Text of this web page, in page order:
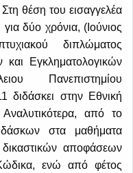
θέση του εισαγγελέα
δύο χρόνια, (Ιούνιος
διπλώματος
και Εγκληματολογικών
Πανεπιστημίου
διδάσκει στην Εθνική
από το
στα μαθήματα
δικαστικών αποφάσεων
ενώ από φέτος